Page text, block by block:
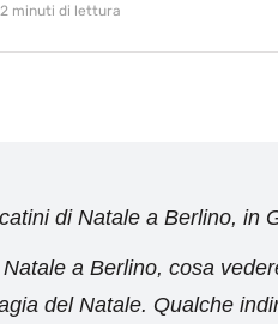
2 minuti di lettura
di Natale a Berlino, in
a Berlino, cosa
del Natale. Qualche